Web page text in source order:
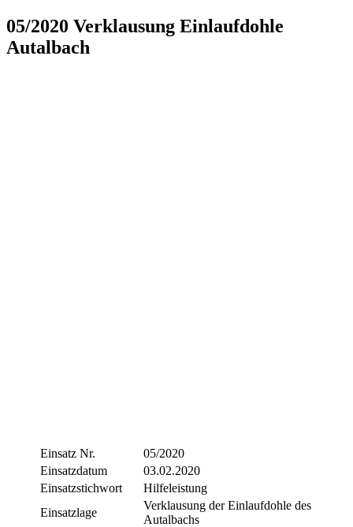
05/2020 Verklausung Einlaufdohle
Autalbach
Einsatz Nr.
05/2020
Einsatzdatum
03.02.2020
Einsatzstichwort
Hilfeleistung
Einsatzlage
Verklausung der Einlaufdohle des
Autalbachs